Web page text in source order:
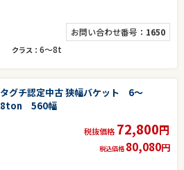
お問い合わせ番号： 1650
クラス 6～8t
タグチ認定中古 狭幅バケット 6～
8ton 560幅
税抜価格 72,800円
税込価格 80,080円